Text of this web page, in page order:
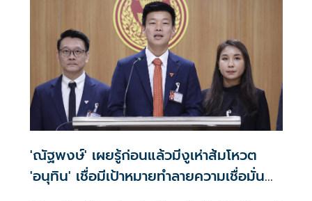
'ณัฐพงษ์' เผยรู้ก่อนแล้วมีงูเห่าส้มโหวต
'อนุทิน' เชื่อมีเป้าหมายทำลายความเชื่อมั่น